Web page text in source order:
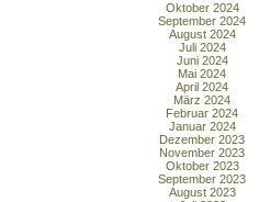
Oktober 2024
September 2024
August 2024
Juli 2024
Juni 2024
Mai 2024
April 2024
März 2024
Februar 2024
Januar 2024
Dezember 2023
November 2023
Oktober 2023
September 2023
August 2023